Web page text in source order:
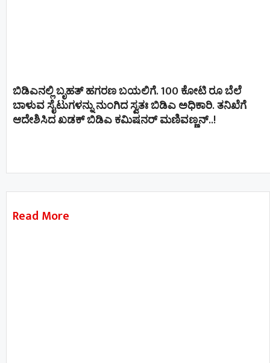
ಬಿಡಿಎನಲ್ಲಿ ಬೃಹತ್ ಹಗರಣ ಬಯಲಿಗೆ. 100 ಕೋಟಿ ರೂ ಬೆಲೆ
ಬಾಳುವ ಸೈಟುಗಳನ್ನು ನುಂಗಿದ ಸ್ವತಃ ಬಿಡಿಎ ಅಧಿಕಾರಿ. ತನಿಖೆಗೆ
ಆದೇಶಿಸಿದ ಖಡಕ್ ಬಿಡಿಎ ಕಮಿಷನರ್ ಮಣಿವಣ್ಣನ್​​..!
Read More